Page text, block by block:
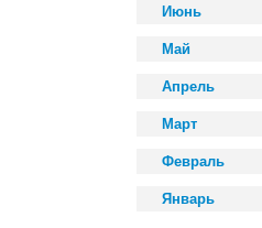
Июнь
Май
Апрель
Март
Февраль
Январь